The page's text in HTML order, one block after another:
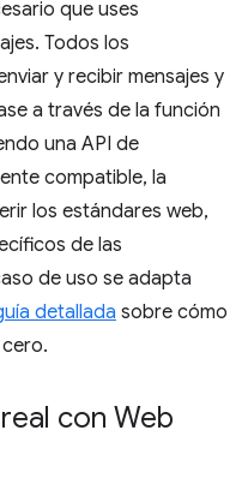
que uses
Todos los
y recibir mensajes y
a través de la función
una API de
compatible, la
los estándares web,
de las
de uso se adapta
detallada sobre cómo
con Web